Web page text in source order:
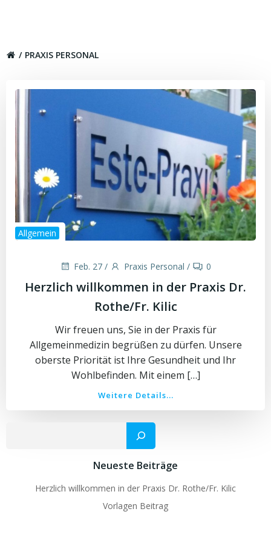
PRAXIS PERSONAL
Allgemein
Feb. 27 / Praxis Personal / 0
Herzlich willkommen in der Praxis Dr.
Rothe/Fr. Kilic
Wir freuen uns, Sie in der Praxis für
Allgemeinmedizin begrüßen zu dürfen. Unsere
oberste Priorität ist Ihre Gesundheit und Ihr
Wohlbefinden. Mit einem […]
Weitere Details...
Neueste Beiträge
Herzlich willkommen in der Praxis Dr. Rothe/Fr. Kilic
Vorlagen Beitrag